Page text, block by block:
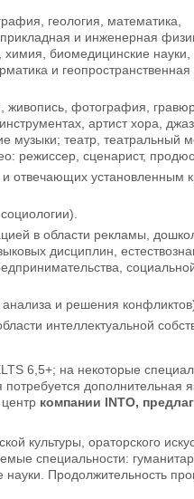
геология, математика,
и инженерная
биомедицинские науки,
и геопространственная
живопись, фотография,
артист хора,
музыки; театр, театральный
режиссер, сценарист,
отвечающих установленным
в области рекламы,
дисциплин,
и решения
интеллектуальной
6,5+; на некоторые
дополнительная
компании INTO,
культуры, ораторского
специальности:
науки. Продолжительность